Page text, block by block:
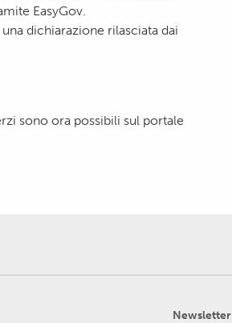
EasyGov.
dichiarazione rilasciata dai
sono ora possibili sul portale
Newsletter